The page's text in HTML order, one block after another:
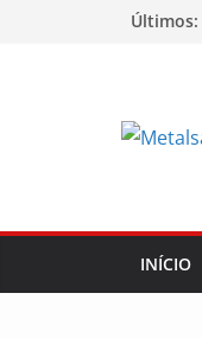
Últimos:
INÍCIO